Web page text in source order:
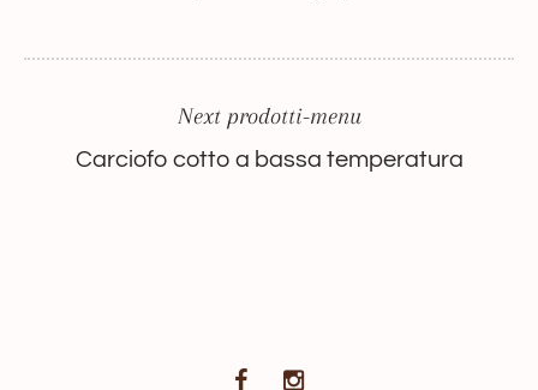
Next prodotti-menu
Carciofo cotto a bassa temperatura